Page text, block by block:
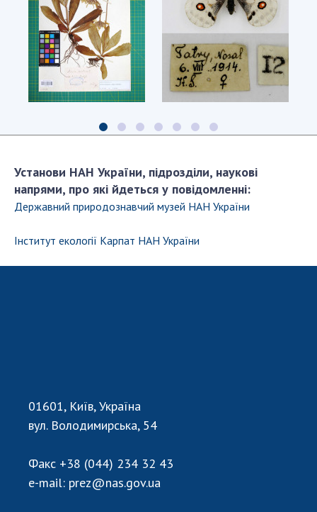
зразка
(Arnica
montana
L.
subsp.
1881
року
зображення
комахи
зразка
Верховинця
Аполлона
Parnassius
(Linnaeus,
1758)
Установи НАН України, підрозділи, наукові
напрями, про які йдеться у повідомленні:
Державний природознавчий музей НАН України
Інститут екології Карпат НАН України
01601, Київ, Україна
вул. Володимирська, 54
Факс +38 (044) 234 32 43
e-mail: prez@nas.gov.ua